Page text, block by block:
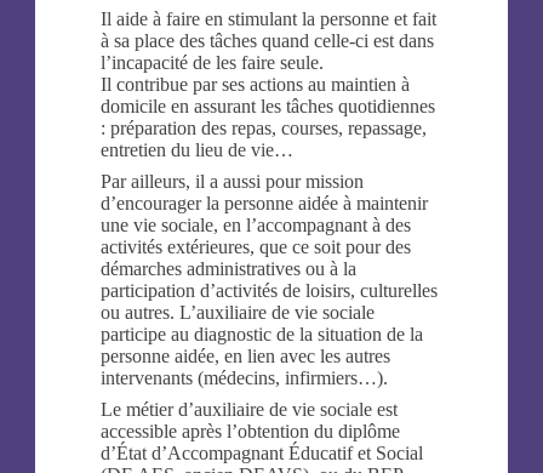
Il aide à faire en stimulant la personne et fait
à sa place des tâches quand celle-ci est dans
l’incapacité de les faire seule.
Il contribue par ses actions au maintien à
domicile en assurant les tâches quotidiennes
: préparation des repas, courses, repassage,
entretien du lieu de vie…
Par ailleurs, il a aussi pour mission
d’encourager la personne aidée à maintenir
une vie sociale, en l’accompagnant à des
activités extérieures, que ce soit pour des
démarches administratives ou à la
participation d’activités de loisirs, culturelles
ou autres. L’auxiliaire de vie sociale
participe au diagnostic de la situation de la
personne aidée, en lien avec les autres
intervenants (médecins, infirmiers…).
Le métier d’auxiliaire de vie sociale est
accessible après l’obtention du diplôme
d’État d’Accompagnant Éducatif et Social